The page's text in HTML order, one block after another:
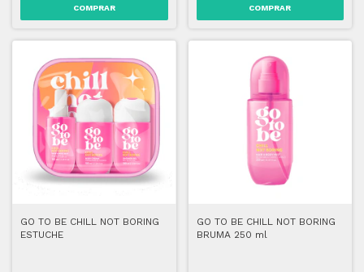
GO TO BE CHILL NOT BORING
ESTUCHE
GO TO BE CHILL NOT BORING
BRUMA 250 ml